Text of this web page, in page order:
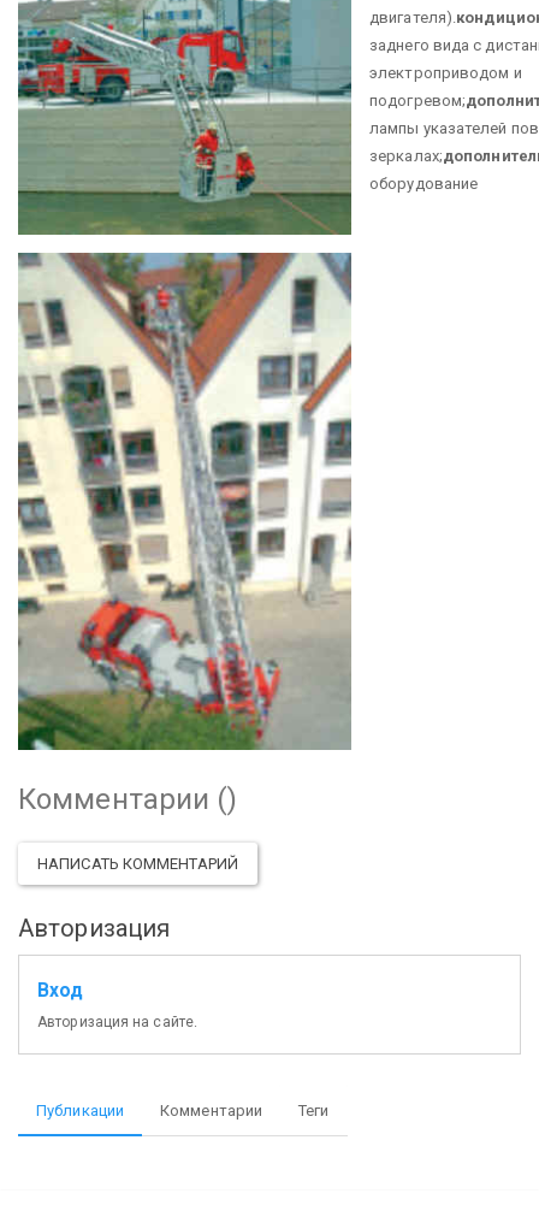
двигателя).
заднего вида с
электроприводом и
подогревом;
лампы указателей
зеркалах;
оборудование
Комментарии ()
НАПИСАТЬ КОММЕНТАРИЙ
Авторизация
Вход
Авторизация на сайте.
Публикации Комментарии Теги